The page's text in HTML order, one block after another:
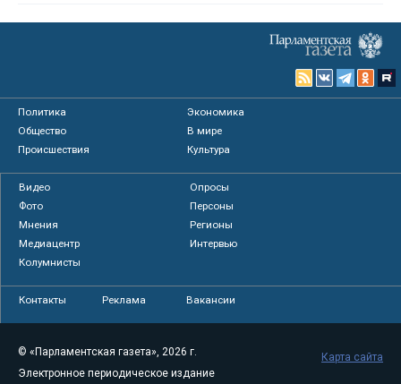
Политика
Экономика
Общество
В мире
Происшествия
Культура
Видео
Опросы
Фото
Персоны
Мнения
Регионы
Медиацентр
Интервью
Колумнисты
Контакты Реклама Вакансии
© «Парламентская газета», 2026 г.
Электронное периодическое издание
Карта сайта